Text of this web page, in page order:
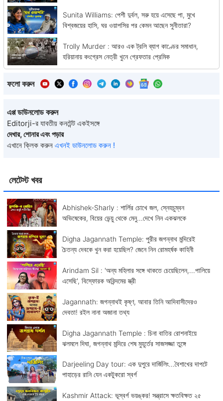
লেটেস্ট খবর
Abhishek-Sharly : শার্লির চোখে জল, স্নেহচুম্বন
অভিষেকের, বিয়ের ভেন্য়ু থেকে মেনু...দেখে নিন একঝলকে
Digha Jagannath Temple: পুরীর জগন্নাথ মন্দিরেই
চৈতন্য দেবকে খুন করা হয়েছিল? জেনে নিন রোমহর্ষক কাহিনী
Arindam Sil : 'অন্য মহিলার সঙ্গে থাকতে চেয়েছিলেন,...পালিয়ে
এসেছি', বিস্ফোরক অরিন্দমের স্ত্রী
Jagannath: জগন্নাথই কৃষ্ণ, আবার তিনি আদিবাসীদেরও
দেবতা! রইল নানা অজানা তথ্য
Digha Jagannath Temple : চিনা বাতির রোশনাইয়ে
ঝলমলে দিঘা, জগন্নাথ মন্দিরে শেষ মুহূর্তের সাজসজ্জা তুঙ্গে
Darjeeling Day tour: এক দুপুরে দার্জিলিং...বৈশাখের দাপটে
পাহাড়ের রানি যেন একটুকরো স্বর্গ
Kashmir Attack: ভূস্বর্গ ভয়ঙ্কর! সন্ত্রাসে ক্ষতবিক্ষত ২৫
Sunita Williams: পেশী দুর্বল, সরু হয়ে এসেছে পা, মুখে
বিশ্বজয়ের হাসি, ঘর ওয়াপসির পর কেমন আছেন সুনীতারা?
Trolly Murder : আরও এক ট্রলি ব্যাগ কাণ্ডের সমাধান,
হরিয়ানায় কংগ্রেস নেত্রী খুনে গ্রেফতার প্রেমিক
ফলো করুন
এপ্প ডাউনলোড করুন
Editorji-র যাবতীয় কনটেন্ট একইসঙ্গে
দেখার, শোনার এবং পড়ার
এখানে ক্লিক করুন এখনই ডাউনলোড করুন !